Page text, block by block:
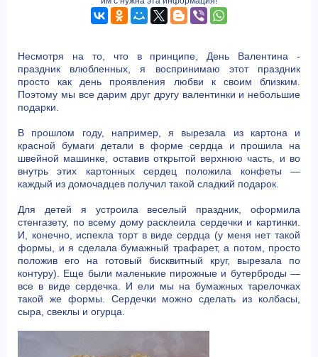
Несмотря на то, что в принципе, День Валентина -
праздник влюбленных, я воспринимаю этот праздник
просто как день проявления любви к своим близким.
Поэтому мы все дарим друг другу валентинки и небольшие
подарки.
В прошлом году, например, я вырезала из картона и
красной бумаги детали в форме сердца и прошила на
швейной машинке, оставив открытой верхнюю часть, и во
внутрь этих картонных сердец положила конфеты —
каждый из домочадцев получил такой сладкий подарок.
Для детей я устроила веселый праздник, оформила
стенгазету, по всему дому расклеила сердечки и картинки.
И, конечно, испекла торт в виде сердца (у меня нет такой
формы, и я сделала бумажный трафарет, а потом, просто
положив его на готовый бисквитный круг, вырезала по
контуру). Еще были маленькие пирожные и бутерброды —
все в виде сердечка. И ели мы на бумажных тарелочках
такой же формы. Сердечки можно сделать из колбасы,
сыра, свеклы и огурца.